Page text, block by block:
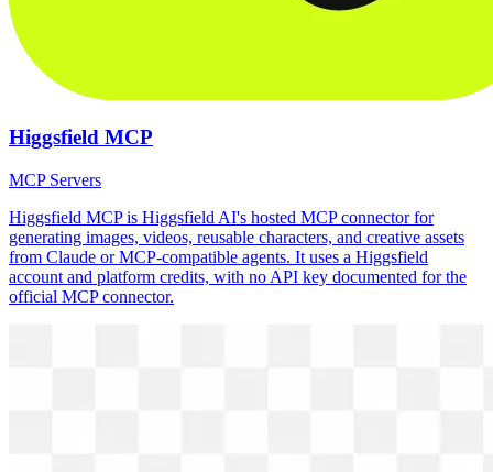
Higgsfield MCP
MCP Servers
Higgsfield MCP is Higgsfield AI's hosted MCP connector for
generating images, videos, reusable characters, and creative assets
from Claude or MCP-compatible agents. It uses a Higgsfield
account and platform credits, with no API key documented for the
official MCP connector.